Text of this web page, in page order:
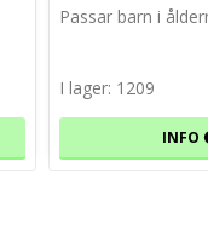
Passar barn i
I lager: 1209
INFO